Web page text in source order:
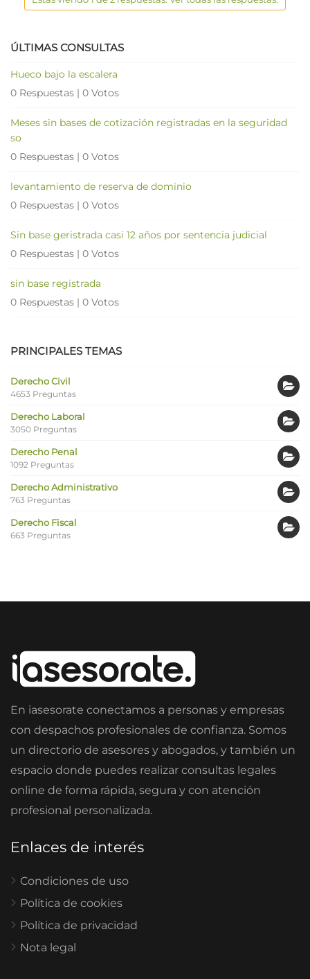
ÚLTIMAS CONSULTAS
Hueco bajo la escalera
0 Respuestas | 0 Votos
Meses sin bases de cotización registradas en la seguridad
so
0 Respuestas | 0 Votos
levantamiento de reserva de dominio
0 Respuestas | 0 Votos
Sin base geristrada casi 12 años por sentencia judicial
0 Respuestas | 0 Votos
sin base registrada
0 Respuestas | 0 Votos
PRINCIPALES TEMAS
Derecho Civil
4653 Preguntas
Derecho Laboral
3050 Preguntas
Derecho Penal
1092 Preguntas
Derecho Administrativo
763 Preguntas
Derecho Fiscal
663 Preguntas
En iasesorate conectamos a personas y empresas
con despachos profesionales de confianza. Somos
un directorio de asesores y abogados, y también un
espacio donde puedes realizar consultas legales
online de forma rápida, segura y con atención
profesional personalizada.
Enlaces de interés
Condiciones de uso
Política de cookies
Política de privacidad
Nota legal